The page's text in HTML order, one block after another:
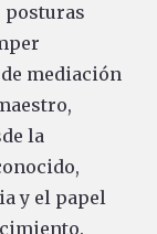
posturas
mediación
la
y el papel